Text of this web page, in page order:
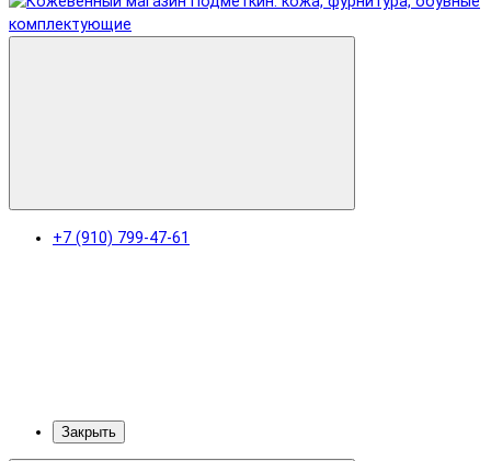
+7 (910) 799-47-61
Закрыть